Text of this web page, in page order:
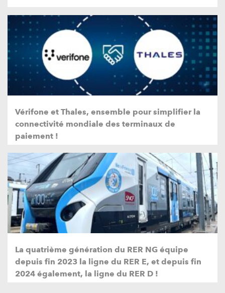
Vérifone et Thales, ensemble pour simplifier la
connectivité mondiale des terminaux de
paiement !
La quatrième génération du RER NG équipe
depuis fin 2023 la ligne du RER E, et depuis fin
2024 également, la ligne du RER D !